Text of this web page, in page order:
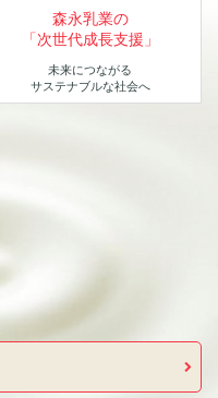
森永乳業の
「次世代成長支援」
未来につながる
サステナブルな社会へ